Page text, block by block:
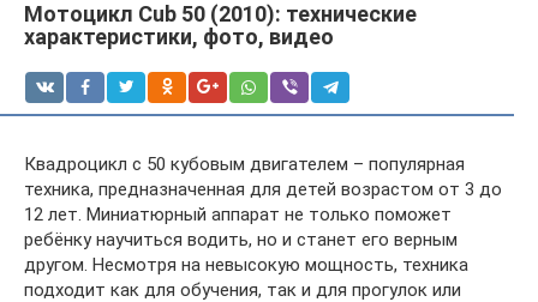
Мотоцикл Cub 50 (2010): технические
характеристики, фото, видео
Квадроцикл с 50 кубовым двигателем – популярная
техника, предназначенная для детей возрастом от 3 до
12 лет. Миниатюрный аппарат не только поможет
ребёнку научиться водить, но и станет его верным
другом. Несмотря на невысокую мощность, техника
подходит как для обучения, так и для прогулок или